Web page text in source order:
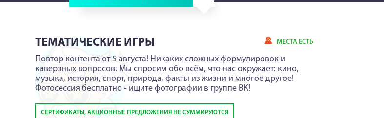
ТЕМАТИЧЕСКИЕ ИГРЫ МЕСТА ЕСТЬ
Повтор контента от 5 августа! Никаких сложных формулировок и
каверзных вопросов. Мы спросим обо всём, что нас окружает: кино,
музыка, история, спорт, природа, факты из жизни и многое другое!
Фотосессия бесплатно - ищите фотографии в группе ВК!
СЕРТИФИКАТЫ, АКЦИОННЫЕ ПРЕДЛОЖЕНИЯ НЕ СУММИРУЮТСЯ